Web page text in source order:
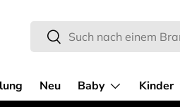
Suchen
Suchen
Neu Baby Kinder